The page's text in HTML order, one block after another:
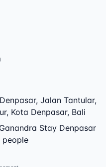
, Jalan Tantular,
, Kota Denpasar, Bali
Stay Denpasar
people